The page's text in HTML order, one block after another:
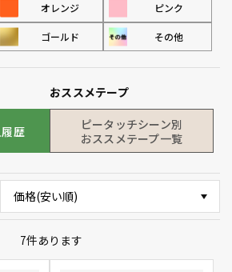
オレンジ ピンク
ゴールド その他
歴
おススメテープ
ピータッチシーン別
おススメテープ一覧
7件あります